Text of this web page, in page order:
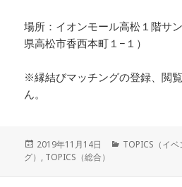
場所：イオンモール高松１階サ
県高松市香西本町１−１）
※縁結びマッチングの登録、閲
ん。
投
2019年11月14日
カ
TOPICS（イベ
グ） , TOPICS（総合）